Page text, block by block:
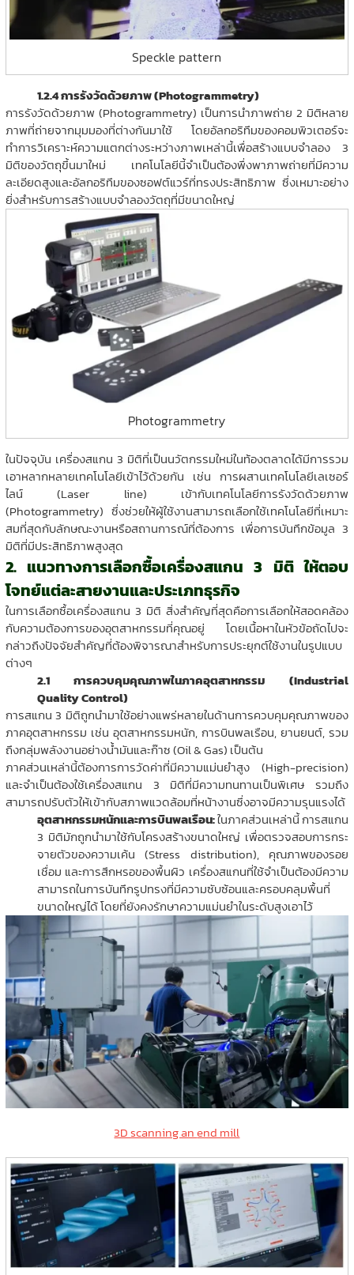
Speckle pattern
1.2.4 การรังวัดด้วยภาพ (Photogrammetry)
การรังวัดด้วยภาพ (Photogrammetry) เป็นการนำภาพถ่าย 2 มิติหลาย
ภาพที่ถ่ายจากมุมมองที่ต่างกันมาใช้ โดยอัลกอริทึมของคอมพิวเตอร์จะ
ทำการวิเคราะห์ความแตกต่างระหว่างภาพเหล่านี้เพื่อสร้างแบบจำลอง 3
มิติของวัตถุขึ้นมาใหม่ เทคโนโลยีนี้จำเป็นต้องพึ่งพาภาพถ่ายที่มีความ
ละเอียดสูงและอัลกอริทึมของซอฟต์แวร์ที่ทรงประสิทธิภาพ ซึ่งเหมาะอย่าง
ยิ่งสำหรับการสร้างแบบจำลองวัตถุที่มีขนาดใหญ่
Photogrammetry
ในปัจจุบัน เครื่องสแกน 3 มิติที่เป็นนวัตกรรมใหม่ในท้องตลาดได้มีการรวม
เอาหลากหลายเทคโนโลยีเข้าไว้ด้วยกัน เช่น การผสานเทคโนโลยีเลเซอร์
ไลน์ (Laser line) เข้ากับเทคโนโลยีการรังวัดด้วยภาพ
(Photogrammetry) ซึ่งช่วยให้ผู้ใช้งานสามารถเลือกใช้เทคโนโลยีที่เหมาะ
สมที่สุดกับลักษณะงานหรือสถานการณ์ที่ต้องการ เพื่อการบันทึกข้อมูล 3
มิติที่มีประสิทธิภาพสูงสุด
2. แนวทางการเลือกซื้อเครื่องสแกน 3 มิติ ให้ตอบ
โจทย์แต่ละสายงานและประเภทธุรกิจ
ในการเลือกซื้อเครื่องสแกน 3 มิติ สิ่งสำคัญที่สุดคือการเลือกให้สอดคล้อง
กับความต้องการของอุตสาหกรรมที่คุณอยู่ โดยเนื้อหาในหัวข้อถัดไปจะ
กล่าวถึงปัจจัยสำคัญที่ต้องพิจารณาสำหรับการประยุกต์ใช้งานในรูปแบบ
ต่างๆ
2.1 การควบคุมคุณภาพในภาคอุตสาหกรรม (Industrial
Quality Control)
การสแกน 3 มิติถูกนำมาใช้อย่างแพร่หลายในด้านการควบคุมคุณภาพของ
ภาคอุตสาหกรรม เช่น อุตสาหกรรมหนัก, การบินพลเรือน, ยานยนต์, รวม
ถึงกลุ่มพลังงานอย่างน้ำมันและก๊าซ (Oil & Gas) เป็นต้น
ภาคส่วนเหล่านี้ต้องการการวัดค่าที่มีความแม่นยำสูง (High-precision)
และจำเป็นต้องใช้เครื่องสแกน 3 มิติที่มีความทนทานเป็นพิเศษ รวมถึง
สามารถปรับตัวให้เข้ากับสภาพแวดล้อมที่หน้างานซึ่งอาจมีความรุนแรงได้
อุตสาหกรรมหนักและการบินพลเรือน:ในภาคส่วนเหล่านี้ การสแกน
3 มิติมักถูกนำมาใช้กับโครงสร้างขนาดใหญ่ เพื่อตรวจสอบการกระ
จายตัวของความเค้น (Stress distribution), คุณภาพของรอย
เชื่อม และการสึกหรอของพื้นผิว เครื่องสแกนที่ใช้จำเป็นต้องมีความ
สามารถในการบันทึกรูปทรงที่มีความซับซ้อนและครอบคลุมพื้นที่
ขนาดใหญ่ได้ โดยที่ยังคงรักษาความแม่นยำในระดับสูงเอาไว้
3D scanning anend mill